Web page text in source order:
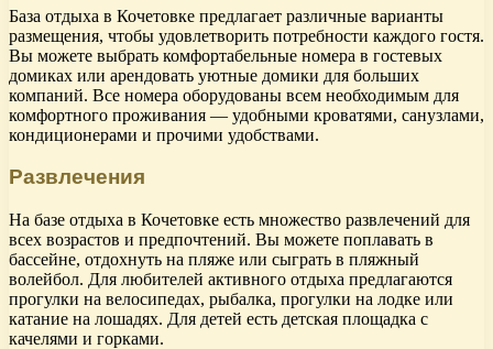
База отдыха в Кочетовке предлагает различные варианты
размещения, чтобы удовлетворить потребности каждого гостя.
Вы можете выбрать комфортабельные номера в гостевых
домиках или арендовать уютные домики для больших
компаний. Все номера оборудованы всем необходимым для
комфортного проживания — удобными кроватями, санузлами,
кондиционерами и прочими удобствами.
Развлечения
На базе отдыха в Кочетовке есть множество развлечений для
всех возрастов и предпочтений. Вы можете поплавать в
бассейне, отдохнуть на пляже или сыграть в пляжный
волейбол. Для любителей активного отдыха предлагаются
прогулки на велосипедах, рыбалка, прогулки на лодке или
катание на лошадях. Для детей есть детская площадка с
качелями и горками.